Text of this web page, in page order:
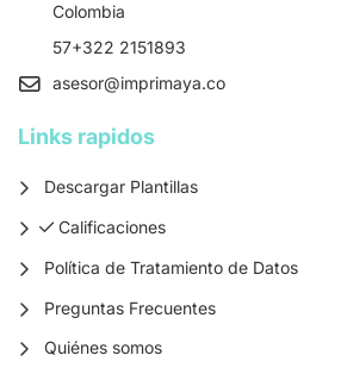
Colombia
57+322 2151893
asesor@imprimaya.co
Links rapidos
Descargar Plantillas
Calificaciones
Calificaciones
Política de Tratamiento de Datos
Preguntas Frecuentes
Quiénes somos